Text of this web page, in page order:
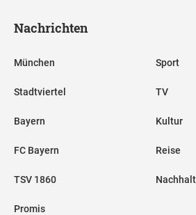
Nachrichten
München
Stadtviertel
Bayern
FC Bayern
TSV 1860
Promis
Sport
TV
Kultur
Reise